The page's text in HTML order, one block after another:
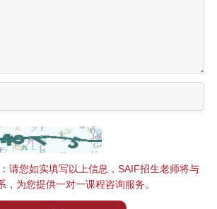
请您如实填写以上信息，SAIF招生老师将与
，为您提供一对一课程咨询服务。